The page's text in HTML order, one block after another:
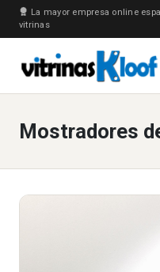
La mayor empresa online
vitrinas
Mostradores